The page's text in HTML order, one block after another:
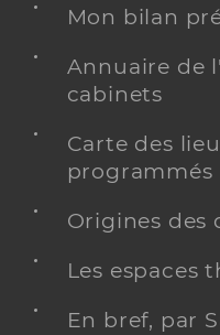
Mon bilan
Annuaire de
cabinets
Carte des
programmés
Origines des
Les espaces
En bref, par